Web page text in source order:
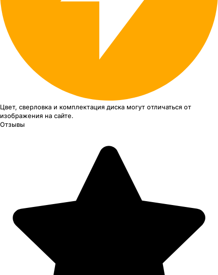
Цвет, сверловка и комплектация диска могут отличаться от
изображения на сайте.
Отзывы